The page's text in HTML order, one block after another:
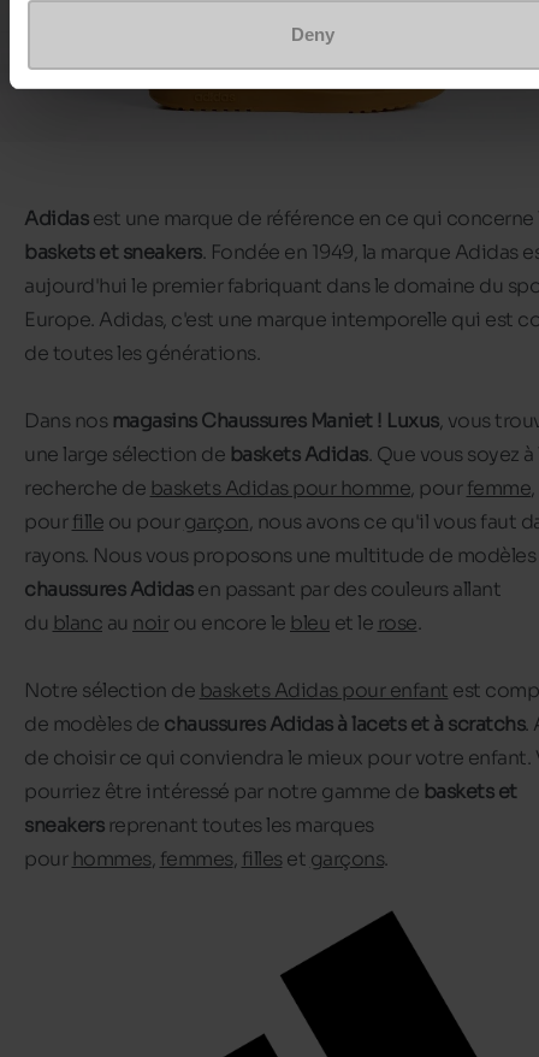
Deny
Adidasest une marque de référence en ce qui concerne
baskets et sneakers. Fondée en 1949, la marque Adidas
aujourd'hui le premier fabriquant dans le domaine du
Europe. Adidas, c'est une marque intemporelle qui est
de toutes les générations.
Dans nos magasins Chaussures Maniet ! Luxus, vous
une large sélection de baskets Adidas. Que vous soyez à
recherche de baskets Adidas pour homme, pourfemme,
pourfille ou pourgarçon, nous avons ce qu'il vous faut
rayons. Nous vous proposons une multitude de
chaussures Adidasen passant par des couleurs allant
du blanc au noirou encore le bleu et le rose.
Notre sélection de baskets Adidas pour enfant est
de modèles de chaussures Adidas à lacets et à scratchs.
de choisir ce qui conviendra le mieux pour votre enfant.
pourriez être intéressé par notre gamme de baskets et
sneakers reprenant toutes les marques
pour hommes, femmes, filleset garçons.